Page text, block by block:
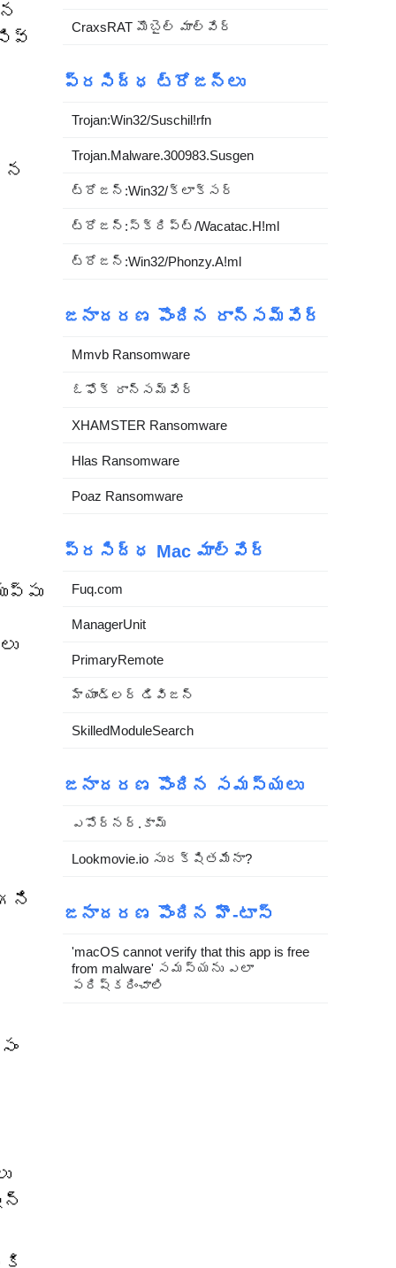
CraxsRAT మొబైల్ మాల్వేర్
ప్రసిద్ధ ట్రోజన్లు
Trojan:Win32/Suschil!rfn
Trojan.Malware.300983.Susgen
ట్రోజన్:Win32/క్లాక్సర్
ట్రోజన్:స్క్రిప్ట్/Wacatac.H!ml
ట్రోజన్:Win32/Phonzy.A!ml
జనాదరణ పొందిన రాన్సమ్‌వేర్
Mmvb Ransomware
ఓఫోక్ రాన్సమ్‌వేర్
XHAMSTER Ransomware
Hlas Ransomware
Poaz Ransomware
ప్రసిద్ధ Mac మాల్వేర్
Fuq.com
ManagerUnit
PrimaryRemote
హ్యాండ్లర్ డివిజన్
SkilledModuleSearch
జనాదరణ పొందిన సమస్యలు
ఎపోర్నర్.కామ్
Lookmovie.io సురక్షితమేనా?
జనాదరణ పొందిన హౌ-టాస్
'macOS cannot verify that this app is free
from malware' సమస్యను ఎలా
పరిష్కరించాలి